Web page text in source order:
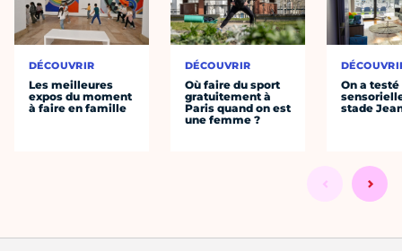
DÉCOUVRIR
Les meilleures
expos du moment
à faire en famille
DÉCOUVRIR
Où faire du sport
gratuitement à
Paris quand on est
une femme ?
On a
stade